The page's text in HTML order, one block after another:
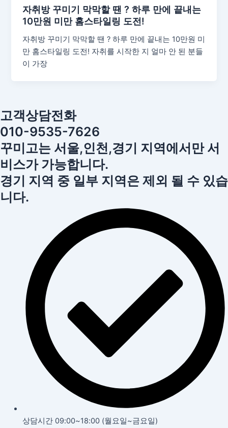
자취방 꾸미기 막막할 땐 ? 하루 만에 끝내는
10만원 미만 홈스타일링 도전!
자취방 꾸미기 막막할 땐 ? 하루 만에 끝내는 10만원 미
만 홈스타일링 도전! 자취를 시작한 지 얼마 안 된 분들
이 가장
고객상담전화
010-9535-7626
꾸미고는 서울,인천,경기 지역에서만 서
비스가 가능합니다.
경기 지역 중 일부 지역은 제외 될 수 있습
니다.
상담시간 09:00~18:00 (월요일~금요일)